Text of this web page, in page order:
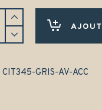
CIT345-GRIS-AV-ACC